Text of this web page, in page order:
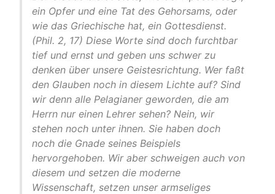
ein Opfer und eine Tat des Gehorsams, oder
wie das Griechische hat, ein Gottesdienst.
(Phil. 2, 17) Diese Worte sind doch furchtbar
tief und ernst und geben uns schwer zu
denken über unsere Geistesrichtung. Wer faßt
den Glauben noch in diesem Lichte auf? Sind
wir denn alle Pelagianer geworden, die am
Herrn nur einen Lehrer sehen? Nein, wir
stehen noch unter ihnen. Sie haben doch
noch die Gnade seines Beispiels
hervorgehoben. Wir aber schweigen auch von
diesem und setzen die moderne
Wissenschaft, setzen unser armseliges